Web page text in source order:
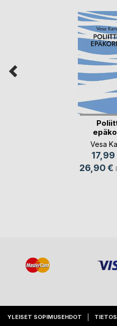
Vesa
17,99
26,90 €
YLEISET SOPIMUSEHDOT